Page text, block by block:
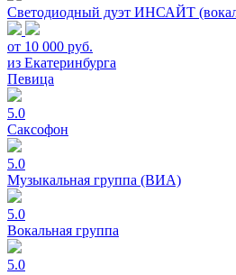
Светодиодный дуэт ИНСАЙТ
от 10 000 руб.
из Екатеринбурга
Певица
5.0
Саксофон
5.0
Музыкальная группа (ВИА)
5.0
Вокальная группа
5.0